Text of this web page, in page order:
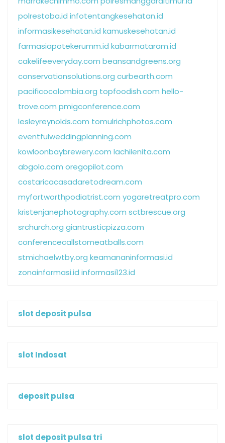
polrestoba.id infotentangkesehatan.id
informasikesehatan.id kamuskesehatan.id
farmasiapotekerumm.id kabarmataram.id
cakelifeeveryday.com beansandgreens.org
conservationsolutions.org curbearth.com
pacificocolombia.org topfoodish.com hello-
trove.com pmigconference.com
lesleyreynolds.com tomulrichphotos.com
eventfulweddingplanning.com
kowloonbaybrewery.com lachilenita.com
abgolo.com oregopilot.com
costaricacasadaretodream.com
myfortworthpodiatrist.com yogaretreatpro.com
kristenjanephotography.com sctbrescue.org
srchurch.org giantrusticpizza.com
conferencecallstomeatballs.com
stmichaelwtby.org keamananinformasi.id
zonainformasi.id informasi123.id
slot deposit pulsa
slot Indosat
deposit pulsa
slot deposit pulsa tri